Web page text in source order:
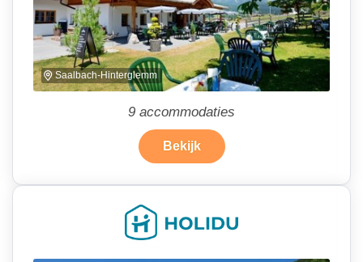
a
Saalbach-Hinterglemm
9 accommodaties
Bekijk